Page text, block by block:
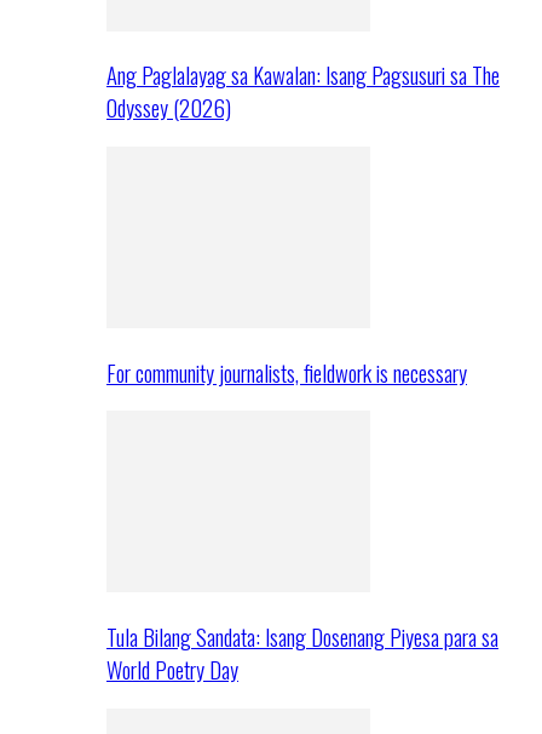
Ang Paglalayag sa Kawalan: Isang Pagsusuri sa The
Odyssey (2026)
For community journalists, fieldwork is necessary
Tula Bilang Sandata: Isang Dosenang Piyesa para sa
World Poetry Day